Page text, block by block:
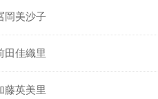
岡美沙子
田佳織里
藤英美里